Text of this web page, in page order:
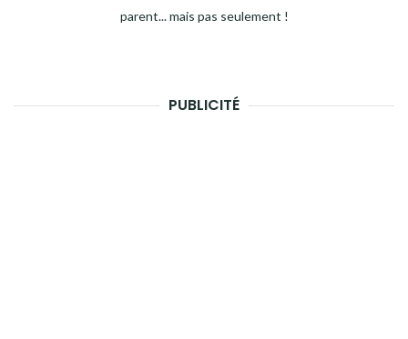
parent... mais pas seulement !
PUBLICITÉ